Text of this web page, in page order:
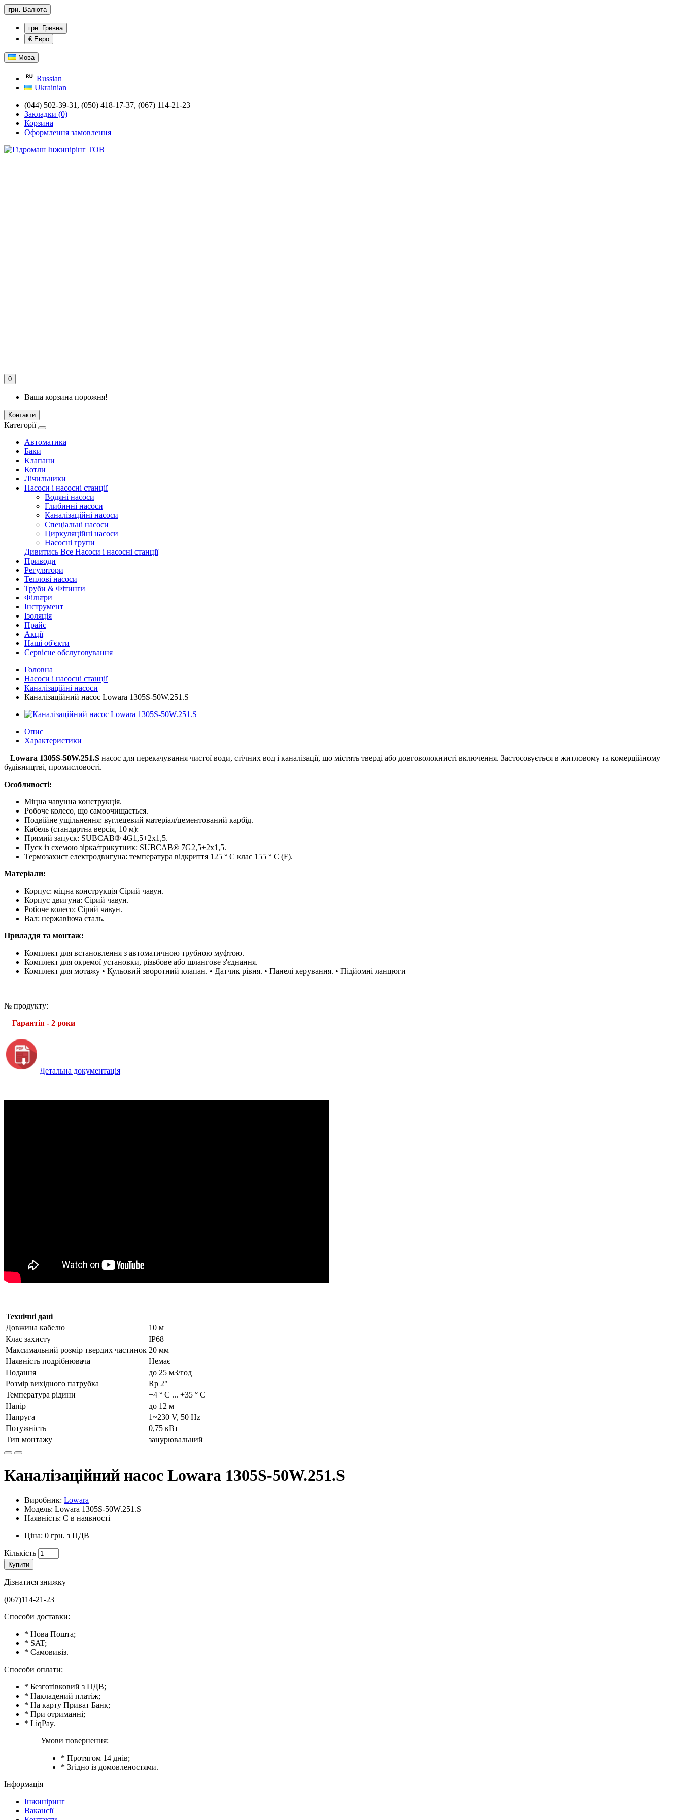
грн. Валюта
грн. Гривна
€ Евро
Мова
Russian
Ukrainian
(044) 502-39-31, (050) 418-17-37, (067) 114-21-23
Закладки (0)
Корзина
Оформлення замовлення
0
Ваша корзина порожня!
Контакти
Категорії
Автоматика
Баки
Клапани
Котли
Лічильники
Насоси і насосні станції
Водяні насоси
Глибинні насоси
Каналізаційні насоси
Спеціальні насоси
Циркуляційні насоси
Насосні групи
Дивитись Все Насоси і насосні станції
Приводи
Регулятори
Теплові насоси
Труби & Фітинги
Фільтри
Інструмент
Ізоляція
Прайс
Акції
Наші об'єкти
Сервісне обслуговування
Головна
Насоси і насосні станції
Каналізаційні насоси
Каналізаційний насос Lowara 1305S-50W.251.S
Опис
Характеристики
Lowara 1305S-50W.251.S насос для перекачування чистої води, стічних вод і каналізації, що містять тверді або довговолокнисті включення. Застосовується в житловому та комерційному
будівництві, промисловості.
Особливості:
Міцна чавунна конструкція.
Робоче колесо, що самоочищається.
Подвійне ущільнення: вуглецевий матеріал/цементований карбід.
Кабель (стандартна версія, 10 м):
Прямий запуск: SUBCAB® 4G1,5+2x1,5.
Пуск із схемою зірка/трикутник: SUBCAB® 7G2,5+2x1,5.
Термозахист електродвигуна: температура відкриття 125 ° C клас 155 ° C (F).
Матеріали:
Корпус: міцна конструкція Сірий чавун.
Корпус двигуна: Сірий чавун.
Робоче колесо: Сірий чавун.
Вал: нержавіюча сталь.
Приладдя та монтаж:
Комплект для встановлення з автоматичною трубною муфтою.
Комплект для окремої установки, різьбове або шлангове з'єднання.
Комплект для мотажу • Кульовий зворотний клапан. • Датчик рівня. • Панелі керування. • Підйомні ланцюги
№ продукту:
Гарантія - 2 роки
Детальна документація
Технічні дані
Довжина кабелю
10 м
Клас захисту
IP68
Максимальний розмір твердих частинок 20 мм
Наявність подрібнювача
Немає
Подання
до 25 м3/год
Розмір вихідного патрубка
Rp 2"
Температура рідини
+4 ° С ... +35 ° С
Напір
до 12 м
Напруга
1~230 V, 50 Hz
Потужність
0,75 кВт
Тип монтажу
занурювальний
Каналізаційний насос Lowara 1305S-50W.251.S
Виробник: Lowara
Модель: Lowara 1305S-50W.251.S
Наявність: Є в наявності
Ціна: 0 грн. з ПДВ
Кількість
Купити
Дізнатися знижку
(067)114-21-23
Способи доставки:
* Нова Пошта;
* SAT;
* Самовивіз.
Способи оплати:
* Безготівковий з ПДВ;
* Накладений платіж;
* На карту Приват Банк;
* При отриманні;
* LiqPay.
Умови повернення:
* Протягом 14 днів;
* Згідно із домовленостями.
Інформація
Інжиніринг
Вакансії